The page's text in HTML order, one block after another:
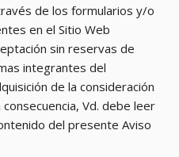
de los formularios y/o
en el Sitio Web
sin reservas de
integrantes del
de la consideración
Vd. debe leer
del presente Aviso